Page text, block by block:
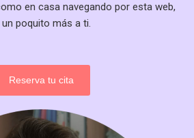
en casa navegando por esta web,
poquito más a ti.
Reserva tu cita